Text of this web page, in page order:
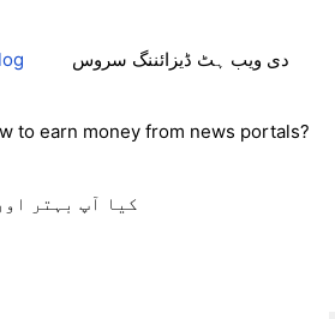
دی ویب ہٹ ڈیزائننگ سروس
to earn money from news portals?
کیا آپ بہتر